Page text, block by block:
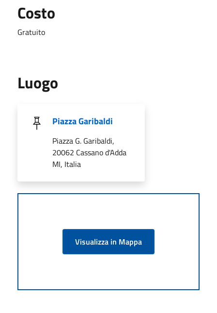
Costo
Gratuito
Luogo
Piazza Garibaldi
Piazza G. Garibaldi,
20062 Cassano d'Adda
MI, Italia
Visualizza in Mappa